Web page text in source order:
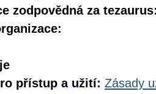
zodpovědná za
přístup a užití: Zásady